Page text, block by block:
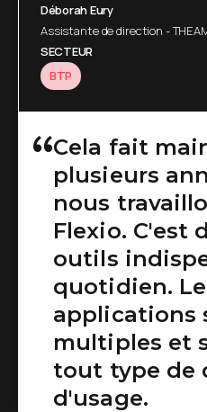
Déborah Eury
Assistante de direction -
SECTEUR
BTP
Cela fait
plusieurs
nous
Flexio. C'est
outils
quotidien.
applications
multiples et
tout type de
d'usage.